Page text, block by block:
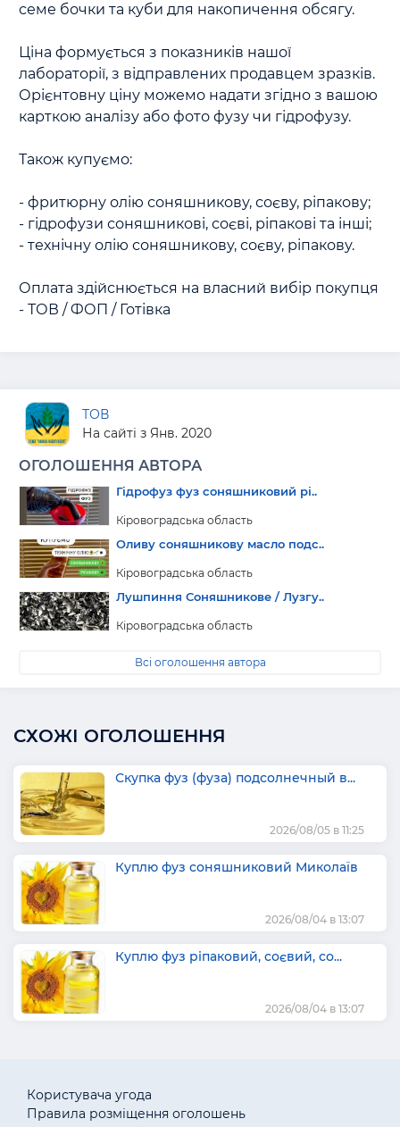
семе бочки та куби для накопичення обсягу.
Ціна формується з показників нашої
лабораторії, з відправлених продавцем зразків.
Орієнтовну ціну можемо надати згідно з вашою
карткою аналізу або фото фузу чи гідрофузу.
Також купуємо:
- фритюрну олію соняшникову, соєву, ріпакову;
- гідрофузи соняшникові, соєві, ріпакові та інші;
- технічну олію соняшникову, соєву, ріпакову.
Оплата здійснюється на власний вибір покупця
- ТОВ / ФОП / Готівка
ТОВ
На сайті з Янв. 2020
ОГОЛОШЕННЯ АВТОРА
Гідрофуз фуз соняшниковий рі..
Кіровоградська область
Оливу соняшникову масло подс..
Кіровоградська область
Лушпиння Соняшникове / Лузгу..
Кіровоградська область
Всі оголошення автора
СХОЖІ ОГОЛОШЕННЯ
Скупка фуз (фуза) подсолнечный в...
2026/08/05 в 11:25
Куплю фуз соняшниковий Миколаїв
2026/08/04 в 13:07
Куплю фуз ріпаковий, соєвий, со...
2026/08/04 в 13:07
Користувача угода
Правила розміщення оголошень